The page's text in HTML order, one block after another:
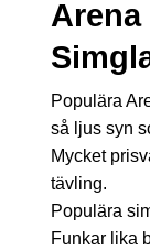
Arena
Populära
så ljus syn
Mycket
tävling.
Populära
Funkar lika